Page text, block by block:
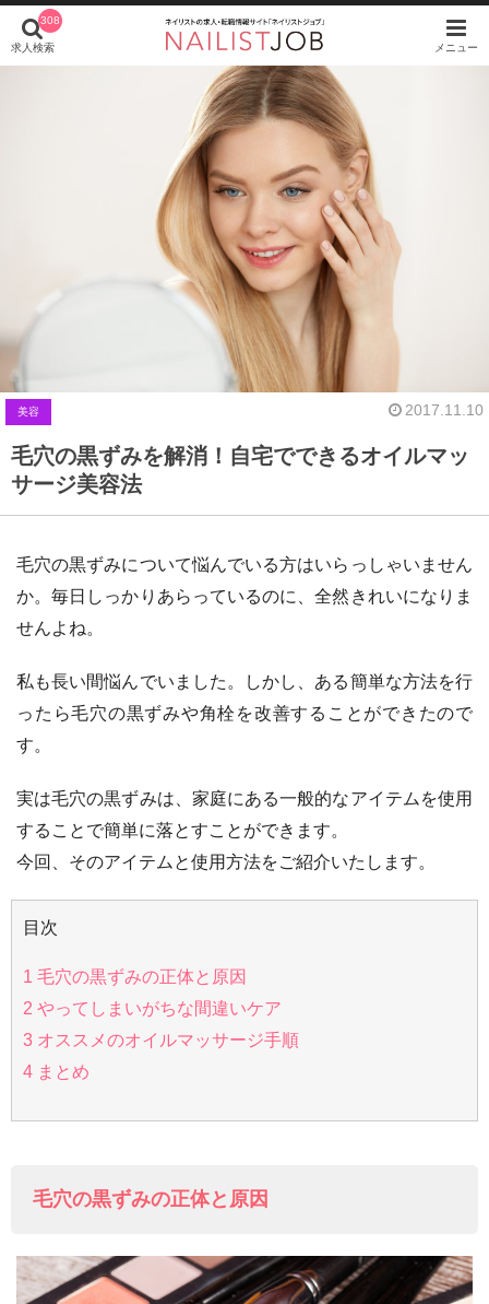
308
求人検索 メニュー
美容 2017.11.10
毛穴の黒ずみを解消！自宅でできるオイルマッ
サージ美容法
毛穴の黒ずみについて悩んでいる方はいらっしゃいません
か。毎日しっかりあらっているのに、全然きれいになりま
せんよね。
私も長い間悩んでいました。しかし、ある簡単な方法を行
ったら毛穴の黒ずみや角栓を改善することができたので
す。
実は毛穴の黒ずみは、家庭にある一般的なアイテムを使用
することで簡単に落とすことができます。
今回、そのアイテムと使用方法をご紹介いたします。
目次
1 毛穴の黒ずみの正体と原因
2 やってしまいがちな間違いケア
3 オススメのオイルマッサージ手順
4 まとめ
毛穴の黒ずみの正体と原因